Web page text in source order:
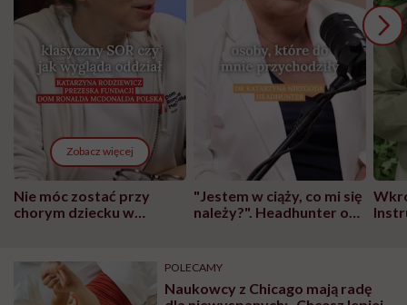
Zobacz więcej
Nie móc zostać przy
chorym dziecku w
może chyba tylko
głupota i brak
wyobraźni"
"Jestem w ciąży, co mi się
należy?". Headhunter o
pracy
POLECAMY
Naukowcy z Chicago mają radę